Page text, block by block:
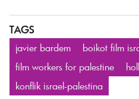
TAGS
javier bardem
boikot film
film workers for palestine
konflik israel-palestina